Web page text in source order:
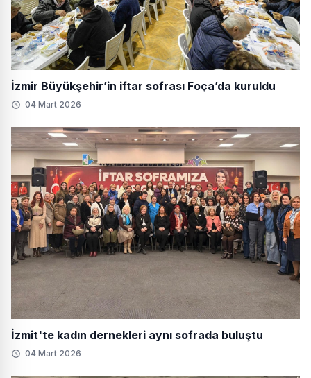
İzmir Büyükşehir’in iftar sofrası Foça’da kuruldu
04 Mart 2026
İzmit'te kadın dernekleri aynı sofrada buluştu
04 Mart 2026